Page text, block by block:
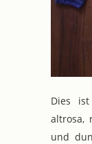
Dies
altrosa,
und